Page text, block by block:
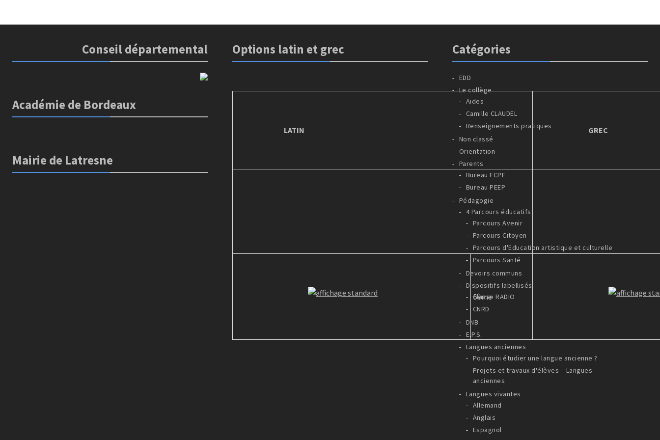
Conseil départemental
Académie de Bordeaux
Mairie de Latresne
Options latin et grec
LATIN GREC
5ème
Catégories
EDD
Le collège
Aides
Camille CLAUDEL
Renseignements pratiques
Non classé
Orientation
Parents
Bureau FCPE
Bureau PEEP
Pédagogie
4 Parcours éducatifs
Parcours Avenir
Parcours Citoyen
Parcours d'Education artistique et culturelle
Parcours Santé
Devoirs communs
Dispositifs labellisés
Classe RADIO
CNRD
DNB
E.P.S.
Langues anciennes
Pourquoi étudier une langue ancienne ?
Projets et travaux d'élèves – Langues
anciennes
Langues vivantes
Allemand
Anglais
Espagnol